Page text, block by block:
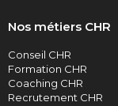
Nos métiers CHR
Conseil CHR
Formation CHR
Coaching CHR
Recrutement CHR